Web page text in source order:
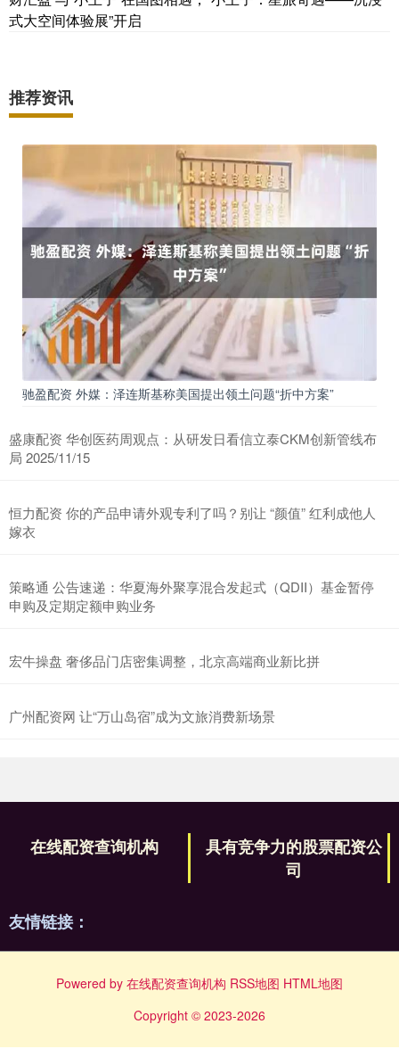
式大空间体验展”开启
推荐资讯
驰盈配资 外媒：泽连斯基称美国提出领土问题“折中方案”
盛康配资 华创医药周观点：从研发日看信立泰CKM创新管线布
局 2025/11/15
恒力配资 你的产品申请外观专利了吗？别让 “颜值” 红利成他人
嫁衣
策略通 公告速递：华夏海外聚享混合发起式（QDII）基金暂停
申购及定期定额申购业务
宏牛操盘 奢侈品门店密集调整，北京高端商业新比拼
广州配资网 让“万山岛宿”成为文旅消费新场景
在线配资查询机构
具有竞争力的股票配资公
司
友情链接：
Powered by 在线配资查询机构 RSS地图 HTML地图
Copyright © 2023-2026